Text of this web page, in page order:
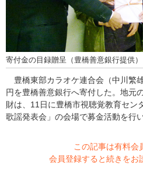
寄付金の目録贈呈（豊橋善意銀行提供）
豊橋東部カラオケ連合会（中川繁
円を豊橋善意銀行へ寄付した。地
財は、11日に豊橋市視聴覚教育セン
歌謡発表会」の会場で募金活動を行
この記事は有料会
会員登録すると続きをお